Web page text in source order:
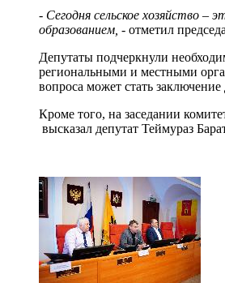
- Сегодня сельское хозяйство –
образованием, - отметил
Депутаты подчеркнули
региональными и местными
вопроса может стать
Кроме того, на заседании
высказал депутат Теймураз